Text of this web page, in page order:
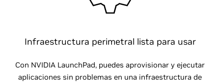
Infraestructura perimetral lista para usar
Con NVIDIA LaunchPad, puedes aprovisionar y ejecutar
aplicaciones sin problemas en una infraestructura de